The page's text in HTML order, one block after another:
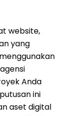
website,
yang
Anda
ini
aset digital